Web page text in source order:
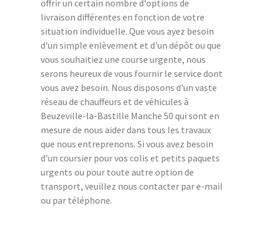
offrir un certain nombre d'options de
livraison différentes en fonction de votre
situation individuelle. Que vous ayez besoin
d'un simple enlèvement et d'un dépôt ou que
vous souhaitiez une course urgente, nous
serons heureux de vous fournir le service dont
vous avez besoin. Nous disposons d'un vaste
réseau de chauffeurs et de véhicules à
Beuzeville-la-Bastille Manche 50 qui sont en
mesure de nous aider dans tous les travaux
que nous entreprenons. Si vous avez besoin
d'un coursier pour vos colis et petits paquets
urgents ou pour toute autre option de
transport, veuillez nous contacter par e-mail
ou par téléphone.